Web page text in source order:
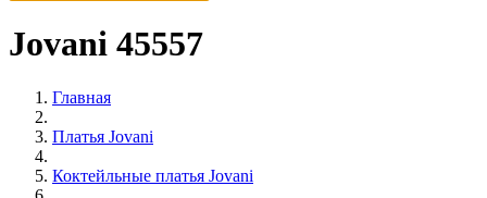
Jovani 45557
Главная
Платья Jovani
Коктейльные платья Jovani